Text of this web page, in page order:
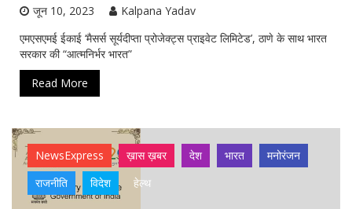
जून 10, 2023
Kalpana Yadav
एमएसएमई ईकाई ‘मैसर्स सूर्यदीप्ता प्रोजेक्ट्स प्राइवेट लिमिटेड’, ठाणे के ​​साथ भारत
सरकार की “आत्मनिर्भर भारत”
Read More
NewsExpress ख़ास ख़बर देश भारत
मनोरंजन
राजनीति
विदेश हेल्थ